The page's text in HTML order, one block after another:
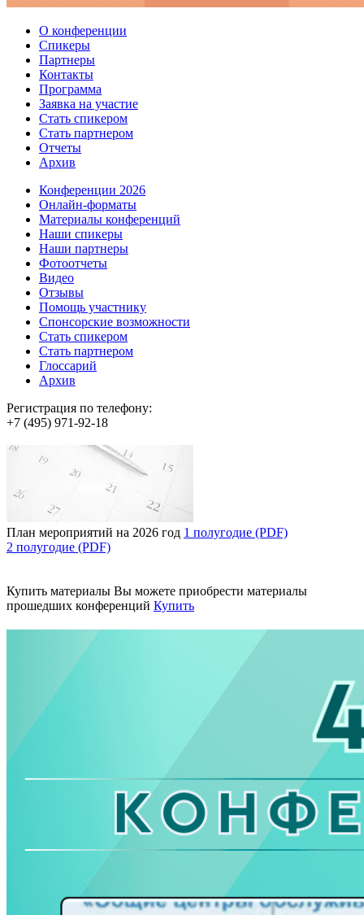
О конференции
Спикеры
Партнеры
Контакты
Программа
Заявка на участие
Стать спикером
Стать партнером
Отчеты
Архив
Конференции 2026
Онлайн-форматы
Материалы конференций
Наши спикеры
Наши партнеры
Фотоотчеты
Видео
Отзывы
Помощь участнику
Спонсорские возможности
Стать спикером
Стать партнером
Глоссарий
Архив
Регистрация по телефону:
+7 (495) 971-92-18
План мероприятий на 2026 год 1 полугодие (PDF)
2 полугодие (PDF)
Купить материалы Вы можете приобрести материалы
прошедших конференций Купить